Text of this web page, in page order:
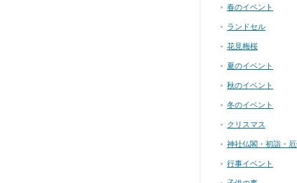
春のイベント
ランドセル
花見梅桜
夏のイベント
秋のイベント
冬のイベント
クリスマス
神社仏閣・初詣・
行事イベント